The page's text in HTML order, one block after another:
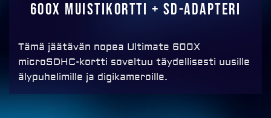
600x muistikortti + SD-Adapteri
Tämä jäätävän nopea Ultimate 600X
microSDHC-kortti soveltuu täydellisesti uusille
älypuhelimille ja digikameroille.